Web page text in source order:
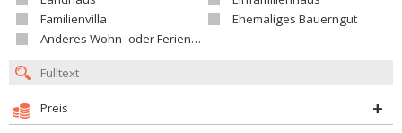
Familienvilla
Ehemaliges Bauerngut
Anderes Wohn- oder Ferienobjekt
Preis